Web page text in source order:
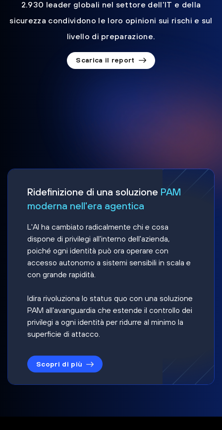
2.930 leader globali nel settore dell'IT e della
sicurezza condividono le loro opinioni sui rischi e sul
livello di preparazione.
Scarica il report
Ridefinizione di una soluzione PAM
moderna nell'era agentica
L'AI ha cambiato radicalmente chi e cosa
dispone di privilegi all'interno dell'azienda,
poiché ogni identità può ora operare con
accesso autonomo a sistemi sensibili in scala e
con grande rapidità.
Idira rivoluziona lo status quo con una soluzione
PAM all'avanguardia che estende il controllo dei
privilegi a ogni identità per ridurre al minimo la
superficie di attacco.
Scopri di più